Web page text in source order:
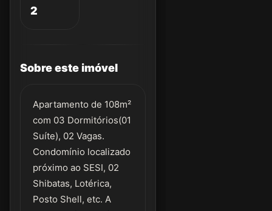
2
Sobre este imóvel
Apartamento de 108m²
com 03 Dormitórios(01
Suíte), 02 Vagas.
Condomínio localizado
próximo ao SESI, 02
Shibatas, Lotérica,
Posto Shell, etc. A